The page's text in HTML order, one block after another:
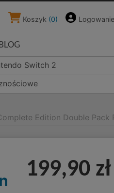
Koszyk (0) Logowanie
Switch 2
Edition Double Pack
199,90 zł